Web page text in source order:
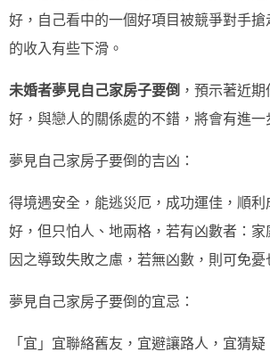
好，自己看中的一個好項目被競爭對手
的收入有些下滑。
未婚者夢見自己家房子要倒 ，預示著近
好，與戀人的關係處的不錯，將會有進一
夢見自己家房子要倒的吉凶：
得境遇安全，能逃災厄，成功運佳，順利
好，但只怕人、地兩格，若有凶數者：家
因之導致失敗之慮，若無凶數，則可免憂
夢見自己家房子要倒的宜忌：
「宜」宜聯絡舊友，宜避讓路人，宜猜疑